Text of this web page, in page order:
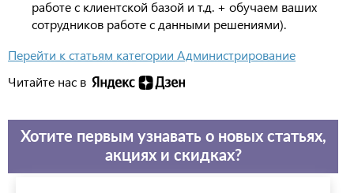
работе с клиентской базой и т.д. + обучаем ваших
сотрудников работе с данными решениями).
Перейти к статьям категории Администрирование
Читайте нас в
Хотите первым узнавать о новых статьях,
акциях и скидках?